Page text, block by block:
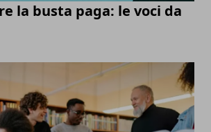
la busta paga: le voci da